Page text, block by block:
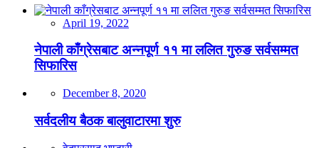
April 19, 2022
नेपाली काँग्रेसबाट अन्नपूर्ण ११ मा ललित गुरुङ सर्वसम्मत
सिफारिस
December 8, 2020
सर्वदलीय बैठक बालुवाटारमा शुरु